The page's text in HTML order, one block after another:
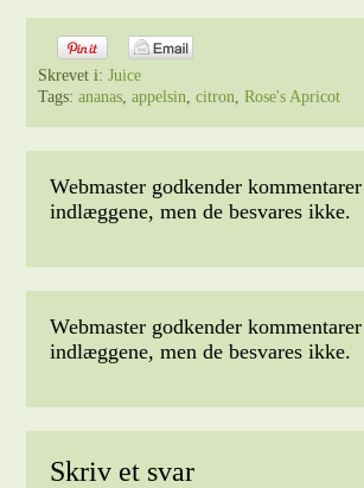
Skrevet i:Juice
Tags:ananas,appelsin,citron,Rose's Apricot
Webmaster godkender
indlæggene, men de besvares ikke.
Webmaster godkender
indlæggene, men de besvares ikke.
Skriv et svar